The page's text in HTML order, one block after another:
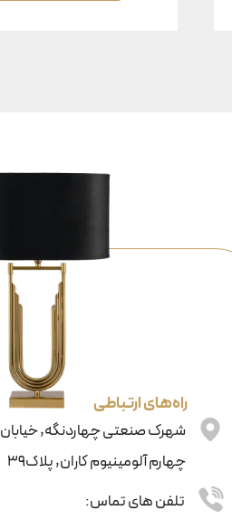
راه‌های ارتباطی
شهرک صنعتی چهاردنگه, خیابان
چهارم آلومینیوم کاران, پلاک39
تلفن های تماس: